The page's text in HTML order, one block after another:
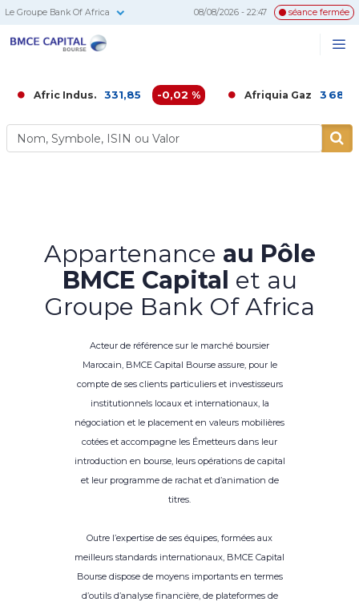
Le Groupe Bank Of Africa 08/08/2026 - 22:47 séance fermée
Indus. 331,85 -0,02 % Afriquia Gaz 3 680,00 -
Appartenance au Pôle
BMCE Capital et au
Groupe Bank Of Africa
Acteur de référence sur le marché boursier
Marocain, BMCE Capital Bourse assure, pour le
compte de ses clients particuliers et investisseurs
institutionnels locaux et internationaux, la
négociation et le placement en valeurs mobilières
cotées et accompagne les Émetteurs dans leur
introduction en bourse, leurs opérations de capital
et leur programme de rachat et d’animation de
titres.
Outre l’expertise de ses équipes, formées aux
meilleurs standards internationaux, BMCE Capital
Bourse dispose de moyens importants en termes
d’outils d’analyse financière, de plateformes de